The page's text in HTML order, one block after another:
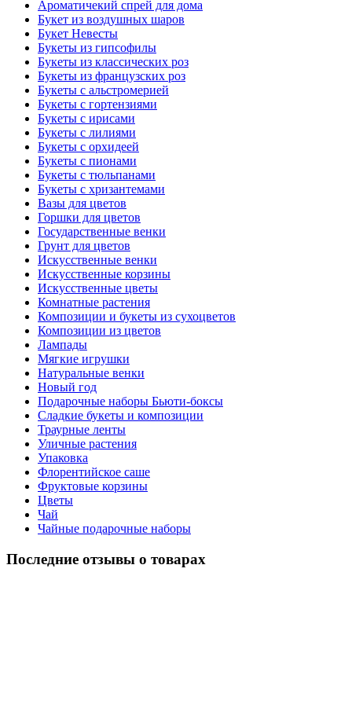
Ароматичекий спрей для дома
Букет из воздушных шаров
Букет Невесты
Букеты из гипсофилы
Букеты из классических роз
Букеты из французских роз
Букеты с альстромерией
Букеты с гортензиями
Букеты с ирисами
Букеты с лилиями
Букеты с орхидеей
Букеты с пионами
Букеты с тюльпанами
Букеты с хризантемами
Вазы для цветов
Горшки для цветов
Государственные венки
Грунт для цветов
Искусственные венки
Искусственные корзины
Искусственные цветы
Комнатные растения
Композиции и букеты из сухоцветов
Композиции из цветов
Лампады
Мягкие игрушки
Натуральные венки
Новый год
Подарочные наборы Бьюти-боксы
Сладкие букеты и композиции
Траурные ленты
Уличные растения
Упаковка
Флорентийское саше
Фруктовые корзины
Цветы
Чай
Чайные подарочные наборы
Последние отзывы о товарах